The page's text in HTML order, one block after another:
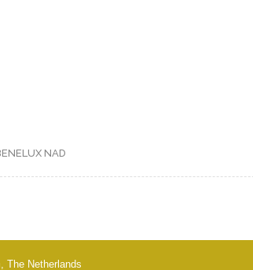
NAD
The Netherlands